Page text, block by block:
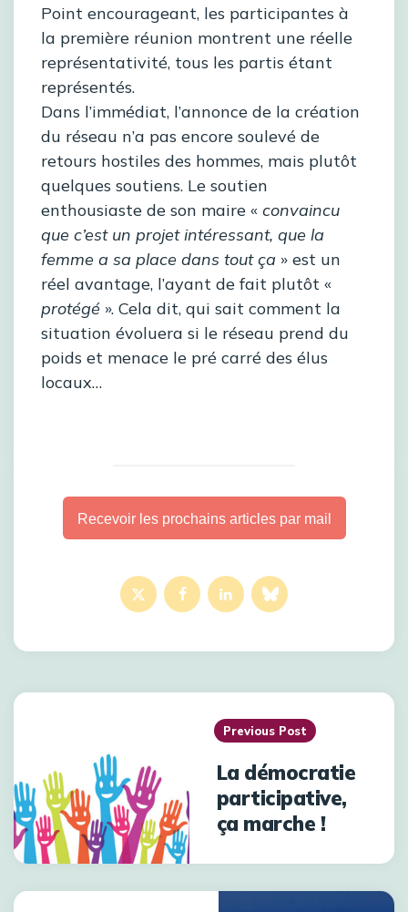
Point encourageant, les participantes à
la première réunion montrent une réelle
représentativité, tous les partis étant
représentés.
Dans l’immédiat, l’annonce de la création
du réseau n’a pas encore soulevé de
retours hostiles des hommes, mais plutôt
quelques soutiens. Le soutien
enthousiaste de son maire « convaincu
que c’est un projet intéressant, que la
femme a sa place dans tout ça » est un
réel avantage, l’ayant de fait plutôt «
protégé ». Cela dit, qui sait comment la
situation évoluera si le réseau prend du
poids et menace le pré carré des élus
locaux…
Recevoir les prochains articles par mail
Previous Post
La démocratie
participative,
ça marche !